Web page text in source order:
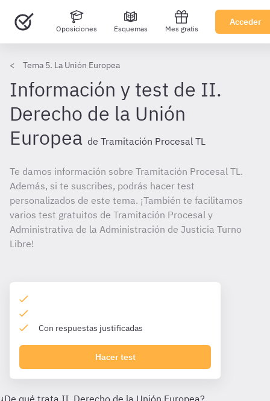
Oposiciones Esquemas Mes gratis
Acceder
Tema 5. La Unión Europea
Información y test de II.
Derecho de la Unión
Europea de Tramitación Procesal TL
Te damos información sobre Tramitación Procesal TL.
Además, si te suscribes, podrás hacer test
personalizados de este tema. ¡También te facilitamos
varios test gratuitos de Tramitación Procesal y
Administrativa de la Administración de Justicia Turno
Libre!
Con respuestas justificadas
Hacer test